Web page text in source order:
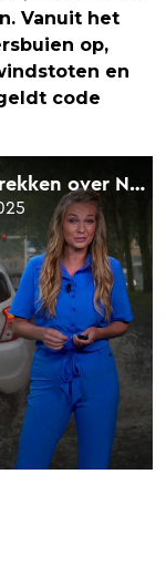
Vanuit het
op,
en
code